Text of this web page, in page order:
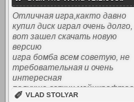
(2014) [Rus / Eng]
Отличная игра,както давно
купил диск играл очень долго,
вот зашел скачать новую
версию
игра бомба всем советую, не
требовательная и очень
интересная
получше всяких майнкрафтов
✐ VLAD STOLYAR